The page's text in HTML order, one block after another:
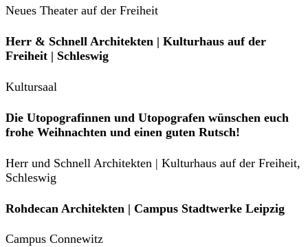
Neues Theater auf der Freiheit
Herr & Schnell Architekten | Kulturhaus auf der
Freiheit | Schleswig
Kultursaal
Die Utopografinnen und Utopografen wünschen euch
frohe Weihnachten und einen guten Rutsch!
Herr und Schnell Architekten | Kulturhaus auf der Freiheit,
Schleswig
Rohdecan Architekten | Campus Stadtwerke Leipzig
Campus Connewitz